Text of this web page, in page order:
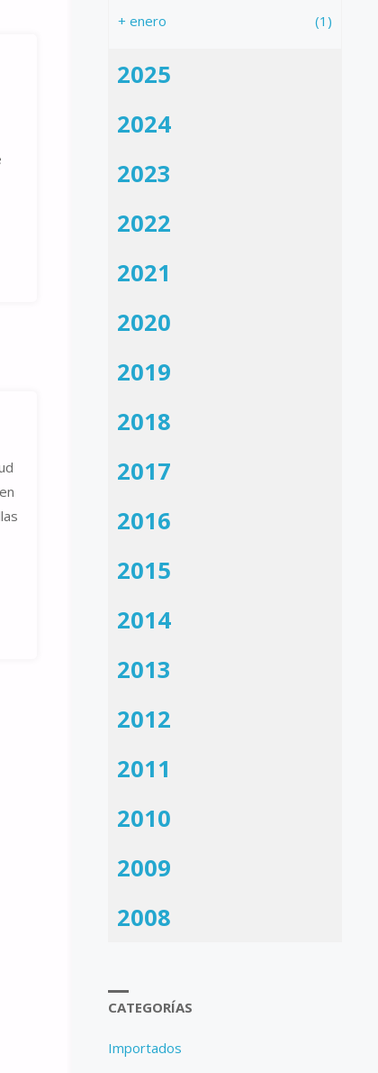
+ enero (1)
2025
2024
2023
2022
2021
2020
2019
2018
2017
2016
2015
2014
2013
2012
2011
2010
2009
2008
CATEGORÍAS
Importados